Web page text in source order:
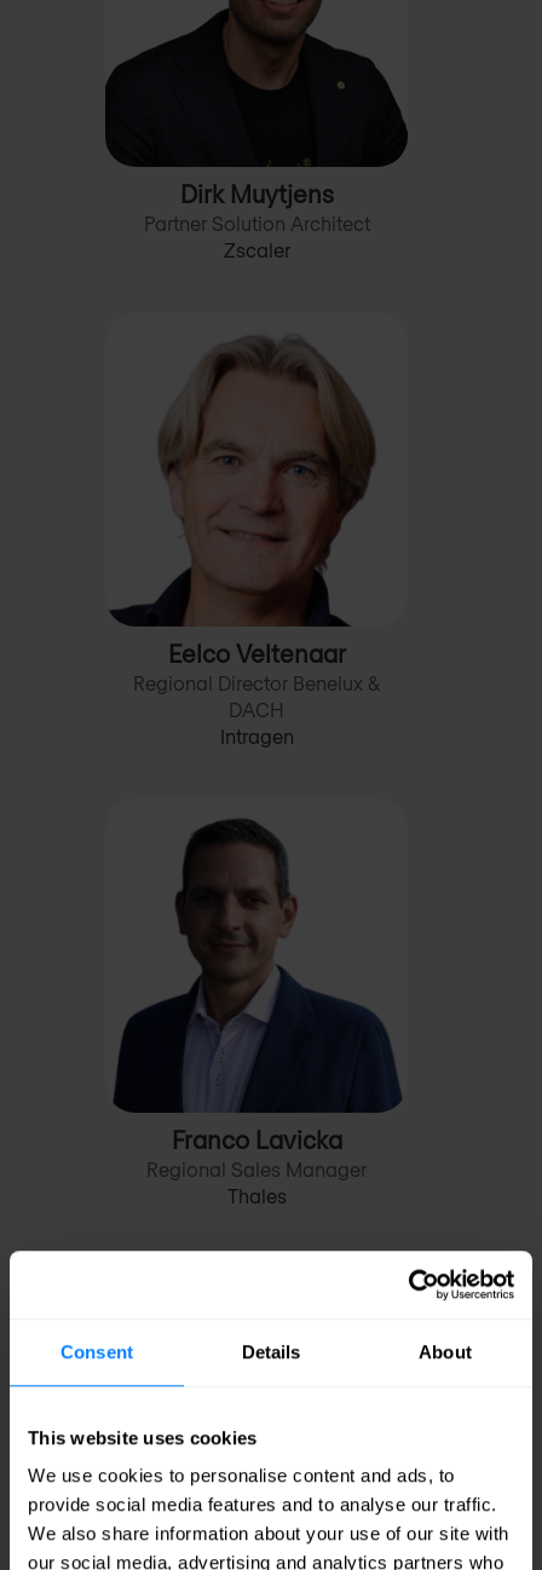
Consent Details About
This website uses cookies
We use cookies to personalise content and ads, to
provide social media features and to analyse our traffic.
We also share information about your use of our site with
our social media, advertising and analytics partners who
Dirk Muytjens
Partner Solution Architect
Zscaler
Eelco Veltenaar
Regional Director Benelux &
DACH
Intragen
Franco Lavicka
Regional Sales Manager
Thales